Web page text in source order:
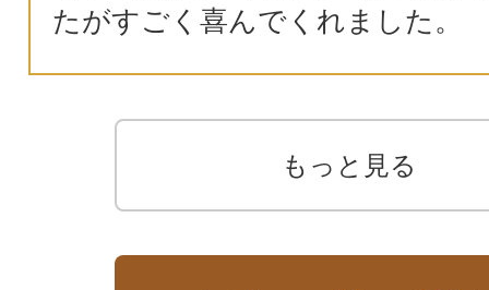
たがすごく喜んでくれました。
もっと見る